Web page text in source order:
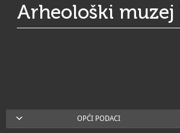
Arheološki muzej
OPĆI PODACI